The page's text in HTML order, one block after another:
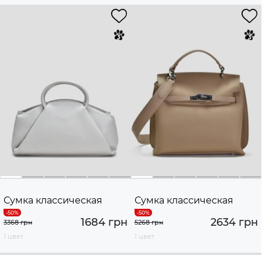
Сумка классическая
1684 грн
3368 грн
1 цвет
Сумка классическая
2634 грн
5268 грн
1 цвет